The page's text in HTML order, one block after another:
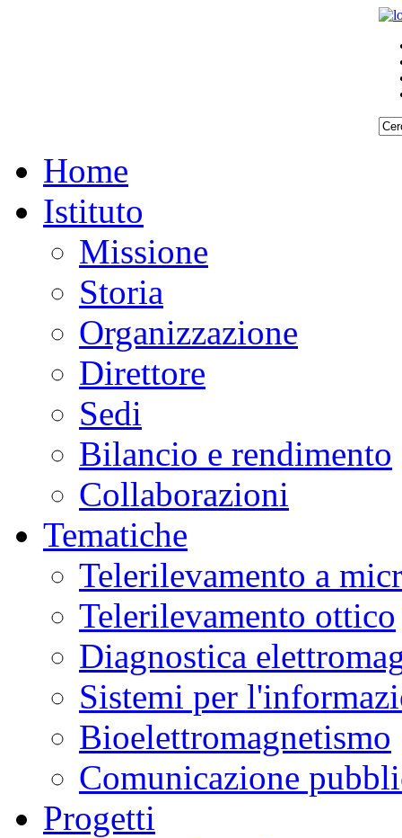
Home
Istituto
Missione
Storia
Organizzazione
Direttore
Sedi
Bilancio e rendimento
Collaborazioni
Tematiche
Telerilevamento a
Telerilevamento ottico
Diagnostica
Sistemi per
Bioelettromagnetismo
Comunicazione
Progetti